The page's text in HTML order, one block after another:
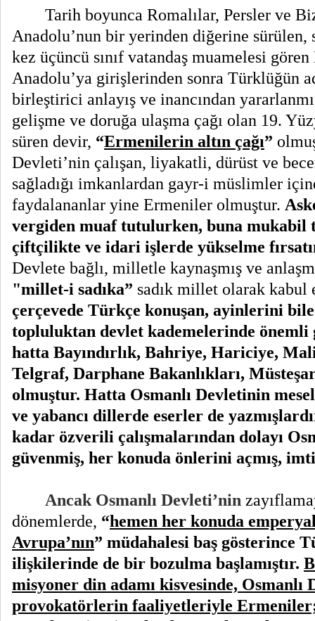
Tarih boyunca Romalılar, Persler ve
Anadolu’nun bir yerinden diğerine sürülen,
kez üçüncü sınıf vatandaş muamelesi
Anadolu’ya girişlerinden sonra Türklüğün
birleştirici anlayış ve inancından
gelişme ve doruğa ulaşma çağı olan 19.
süren devir, “Ermenilerin altın çağı”
Devleti’nin çalışan, liyakatli, dürüst ve
sağladığı imkanlardan gayr-i müslimler
faydalananlar yine Ermeniler olmuştur.
vergiden muaf tutulurken, buna mukabil
çiftçilikte ve idari işlerde yükselme
Devlete bağlı, milletle kaynaşmış ve
"millet-i sadıka” sadık millet olarak
çerçevede Türkçe konuşan, ayinlerini
topluluktan devlet kademelerinde önemli
hatta Bayındırlık, Bahriye, Hariciye,
Telgraf, Darphane Bakanlıkları,
olmuştur. Hatta Osmanlı Devletinin
ve yabancı dillerde eserler de
kadar özverili çalışmalarından dolayı
güvenmiş, her konuda önlerini açmış,
Ancak Osmanlı Devleti’nin
dönemlerde, “hemen her konuda
Avrupa’nın” müdahalesi baş gösterince
ilişkilerinde de bir bozulma başlamıştır.
misyoner din adamı kisvesinde, Osmanlı
provokatörlerin faaliyetleriyle